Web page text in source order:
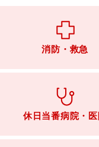
消防・救急
休日当番病院・